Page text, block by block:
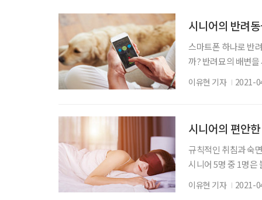
시니어의 반려
스마트폰 하나로 반
까? 반려묘의 배변
면? 놀랍게도 이 모
기술력으로 전 세
이유현 기자 2021-
시니어의 편안
규칙적인 취침과 숙
시니어 5명 중 1명은
부족으로 피로를
받고 있다. 특히 수
이유현 기자 2021-